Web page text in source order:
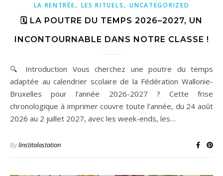
LA RENTRÉE, LES RITUELS,UNCATEGORIZED
🗓️ LA POUTRE DU TEMPS 2026–2027, UN
INCONTOURNABLE DANS NOTRE CLASSE !
🔍 Introduction Vous cherchez une poutre du temps
adaptée au calendrier scolaire de la Fédération Wallonie-
Bruxelles pour l’année 2026-2027 ? Cette frise
chronologique à imprimer couvre toute l’année, du 24 août
2026 au 2 juillet 2027, avec les week-ends, les…
Bylinstitalastation